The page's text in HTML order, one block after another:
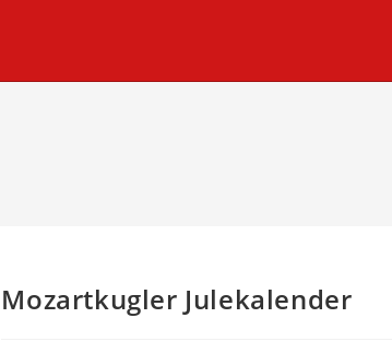
Mozartkugler Julekalender